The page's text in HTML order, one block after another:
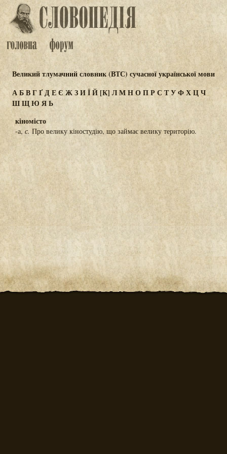
Великий тлумачний словник (ВТС) сучасної української мови
АБВГҐДЕЄ ЖЗИЇЙ [К] ЛМНОПР СТУФХЦЧ
ШЩЮЯЬ
кіномісто
-а, с. Про велику кіностудію, що займає велику територію.